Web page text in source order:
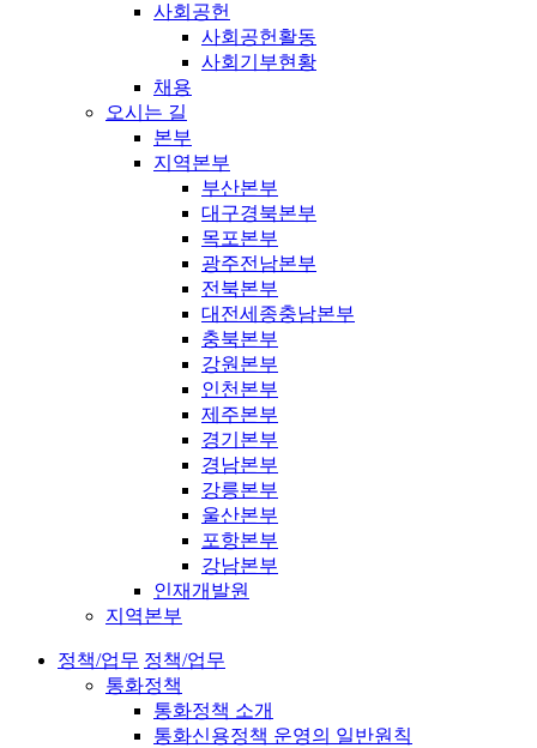
사회공헌
사회공헌활동
사회기부현황
채용
오시는 길
본부
지역본부
부산본부
대구경북본부
목포본부
광주전남본부
전북본부
대전세종충남본부
충북본부
강원본부
인천본부
제주본부
경기본부
경남본부
강릉본부
울산본부
포항본부
강남본부
인재개발원
지역본부
정책/업무 정책/업무
통화정책
통화정책 소개
통화신용정책 운영의 일반원칙